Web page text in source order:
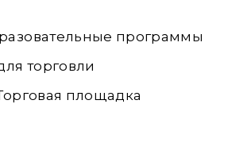
программы
торговли
площадка